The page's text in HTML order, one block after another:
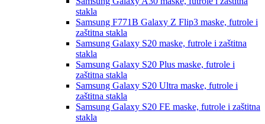
stakla
Samsung F771B Galaxy Z Flip3 maske, futrole i
zaštitna stakla
Samsung Galaxy S20 maske, futrole i zaštitna
stakla
Samsung Galaxy S20 Plus maske, futrole i
zaštitna stakla
Samsung Galaxy S20 Ultra maske, futrole i
zaštitna stakla
Samsung Galaxy S20 FE maske, futrole i zaštitna
stakla